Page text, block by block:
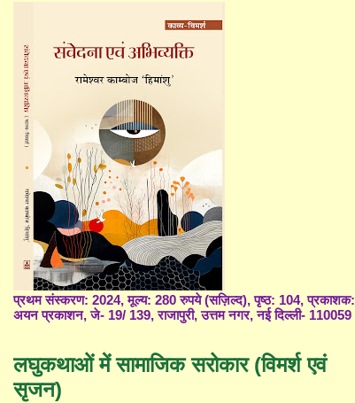
प्रथम संस्करण: 2024, मूल्य: 280 रुपये (सज़िल्द), पृष्ठ: 104, प्रकाशक:
अयन प्रकाशन, जे- 19/ 139, राजापुरी, उत्तम नगर, नई दिल्ली- 110059
लघुकथाओं में सामाजिक सरोकार (विमर्श एवं
सृजन)